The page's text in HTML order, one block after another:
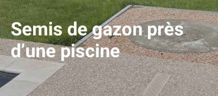
Semis de gazon près
d’une piscine